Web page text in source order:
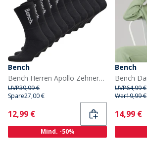
Bench
Bench Herren Apollo Zehnerpack Gepolsterte Crew Socken Schwarz/Weiß
UVP39,99 €
Spare27,00 €
Current
12,99 €
Mind. -50%
Bench
UVP64,99 €
War19,99 €
Current
14,99 €